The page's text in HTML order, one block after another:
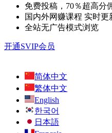
免费投稿，70％超高分
国内外网赚课程 实时更
全站无广告模式浏览
开通SVIP会员
简体中文
繁体中文
English
한국어
日本語